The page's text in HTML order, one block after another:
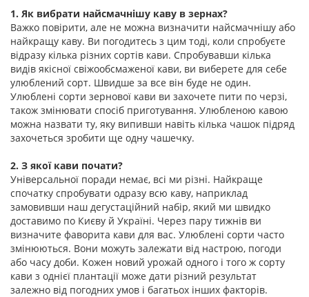
1. Як вибрати найсмачнішу каву в зернах?
Важко повірити, але не можна визначити найсмачнішу або
найкращу каву. Ви погодитесь з цим тоді, коли спробуєте
відразу кілька різних сортів кави. Спробувавши кілька
видів якісної свіжообсмаженої кави, ви виберете для себе
улюблений сорт. Швидше за все він буде не один.
Улюблені сорти зернової кави ви захочете пити по черзі,
також змінювати спосіб приготування. Улюбленою кавою
можна назвати ту, яку випивши навіть кілька чашок підряд
захочеться зробити ще одну чашечку.
2. З якої кави почати?
Універсальної поради немає, всі ми різні. Найкраще
спочатку спробувати одразу всю каву, наприклад
замовивши наш дегустаційний набір, який ми швидко
доставимо по Києву й Україні. Через пару тижнів ви
визначите фаворита кави для вас. Улюблені сорти часто
змінюються. Вони можуть залежати від настрою, погоди
або часу доби. Кожен новий урожай одного і того ж сорту
кави з однієї плантації може дати різний результат
залежно від погодних умов і багатьох інших факторів.